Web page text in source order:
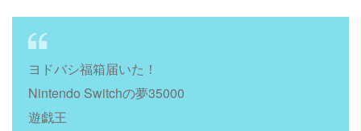
ヨドバシ福箱届いた！
Nintendo Switchの夢35000
遊戯王